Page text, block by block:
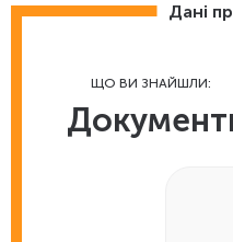
Дані
ЩО ВИ ЗНАЙШЛИ: